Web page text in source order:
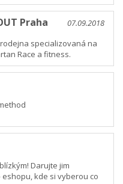
07.09.2018
Praha
specializovaná na
Race a fitness.
Darujte jim
kde si vyberou co